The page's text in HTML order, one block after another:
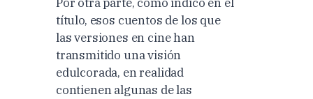
título, esos cuentos de los que
las versiones en cine han
transmitido una visión
edulcorada, en realidad
contienen algunas de las